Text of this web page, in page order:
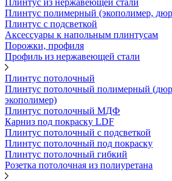
Плинтус из нержавеющей стали
Плинтус полимерный (экополимер,
Плинтус с подсветкой
Аксессуары к напольным плинтусам
Порожки, профиля
Профиль из нержавеющей стали
Плинтус потолочный
Плинтус потолочный полимерный
экополимер)
Плинтус потолочный МДФ
Карниз под покраску LDF
Плинтус потолочный с подсветкой
Плинтус потолочный под покраску
Плинтус потолочный гибкий
Розетка потолочная из полиуретана